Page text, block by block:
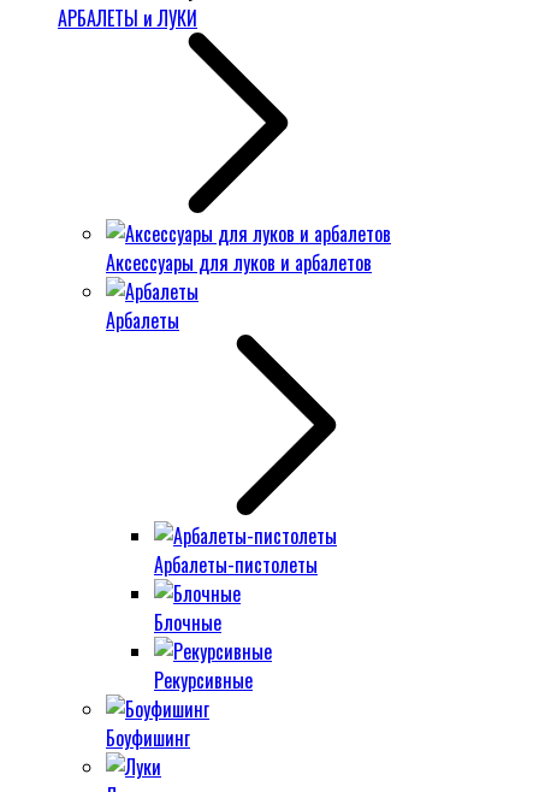
АРБАЛЕТЫ и ЛУКИ
Аксессуары для луков и арбалетов
Арбалеты
Арбалеты-пистолеты
Блочные
Рекурсивные
Боуфишинг